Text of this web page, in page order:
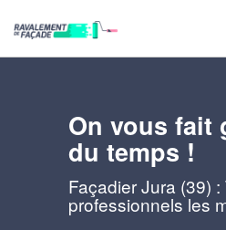
On vous fait
du temps !
Façadier Jura (39)
professionnels les